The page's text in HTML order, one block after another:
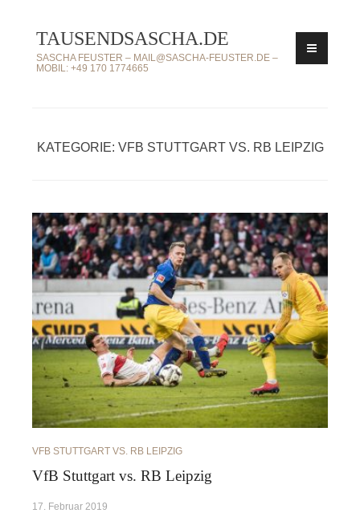
Inhalt
springen
TAUSENDSASCHA.DE
SASCHA FEUSTER – MAIL@SASCHA-FEUSTER.DE –
MOBIL: +49 170 1774665
KATEGORIE: VFB STUTTGART VS. RB LEIPZIG
VFB STUTTGART VS. RB LEIPZIG
VfB Stuttgart vs. RB Leipzig
17. Februar 2019